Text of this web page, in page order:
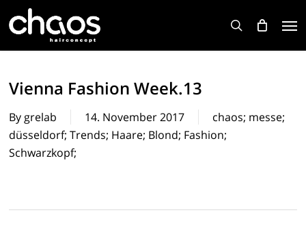
search
Vienna Fashion Week.13
By grelab 14. November 2017
chaos; messe;
düsseldorf; Trends; Haare; Blond; Fashion;
Schwarzkopf;